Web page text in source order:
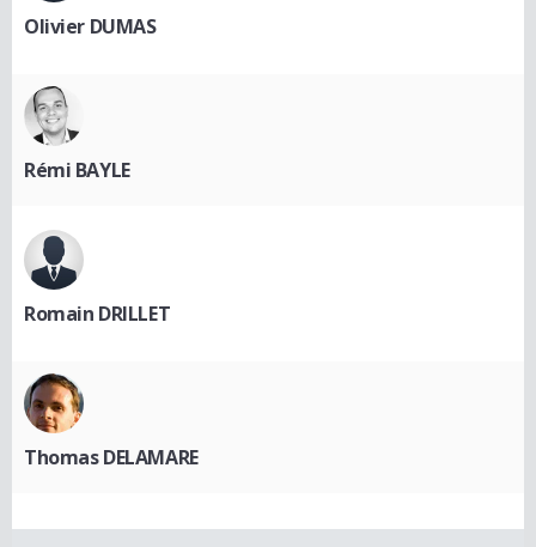
Olivier DUMAS
Rémi BAYLE
Romain DRILLET
Thomas DELAMARE